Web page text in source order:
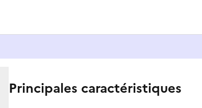
Principales caractéristiques